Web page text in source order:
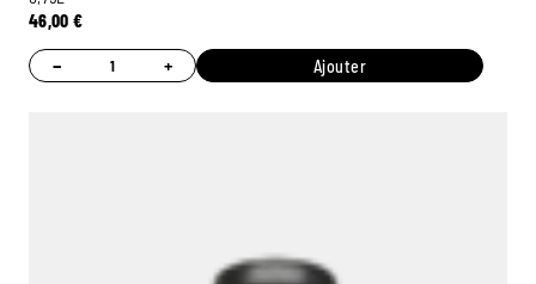
46,00€
− + Ajouter